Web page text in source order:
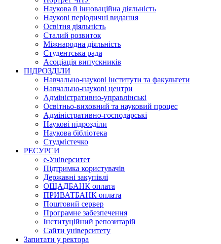
Наукова й інноваційна діяльність
Наукові періодичні видання
Освітня діяльність
Сталий розвиток
Міжнародна діяльність
Студентська рада
Асоціація випускників
ПІДРОЗДІЛИ
Навчально-наукові інститути та факультети
Навчально-наукові центри
Адміністративно-управлінські
Освітньо-виховний та науковий процес
Адміністративно-господарські
Наукові підрозділи
Наукова бібліотека
Студмістечко
РЕСУРСИ
е-Університет
Підтримка користувачів
Державні закупівлі
ОЩАДБАНК оплата
ПРИВАТБАНК оплата
Поштовий сервер
Програмне забезпечення
Інституційний репозитарій
Сайти університету
Запитати у ректора